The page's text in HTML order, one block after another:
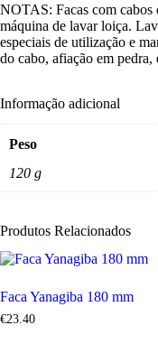
NOTAS: Facas com cabos
máquina de lavar loiça.
especiais de utilização e
do cabo, afiação em pedra,
Informação adicional
Peso
120 g
Produtos Relacionados
Faca Yanagiba 180 mm
€23.40